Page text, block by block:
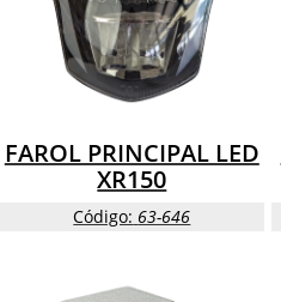
FAROL PRINCIPAL LED
XR150
Código: 63-646